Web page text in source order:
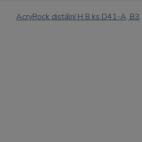
AcryRock distální H 8 ks D41-A, B3